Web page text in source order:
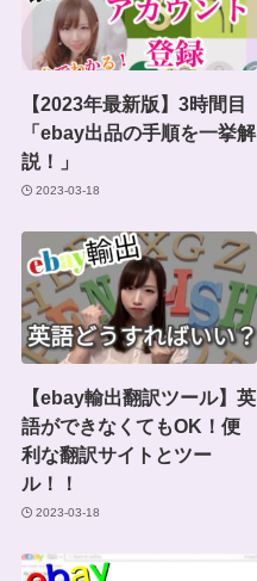
【2023年最新版】3時間目
「ebay出品の手順を一挙解
説！」
2023-03-18
【ebay輸出翻訳ツール】英
語ができなくてもOK！便
利な翻訳サイトとツー
ル！！
2023-03-18